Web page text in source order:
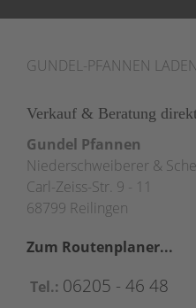
GUNDEL-PFANNEN
Verkauf & Beratung
Gundel Pfannen
Niederschweiberer &
Carl-Zeiss-Str. 9 - 11
68799 Reilingen
Zum Routenplaner...
Tel.: 06205 - 46 48